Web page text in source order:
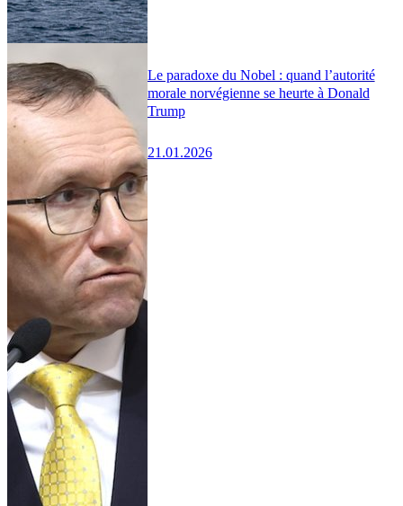
Le paradoxe du Nobel : quand l’autorité
morale norvégienne se heurte à Donald
Trump
21.01.2026